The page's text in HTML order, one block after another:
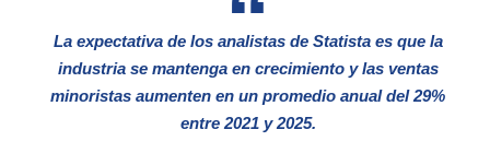
La expectativa de los analistas de Statista es que la
industria se mantenga en crecimiento y las ventas
minoristas aumenten en un promedio anual del 29%
entre 2021 y 2025.